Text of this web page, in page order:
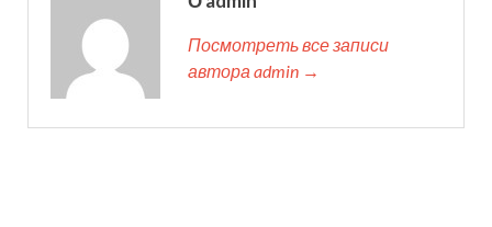
Посмотреть все записи
автора admin →